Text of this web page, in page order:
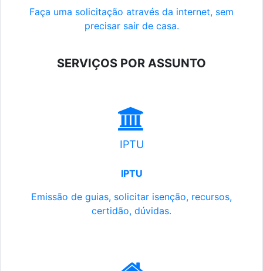
Faça uma solicitação através da internet, sem
precisar sair de casa.
SERVIÇOS POR ASSUNTO
IPTU
IPTU
Emissão de guias, solicitar isenção, recursos,
certidão, dúvidas.